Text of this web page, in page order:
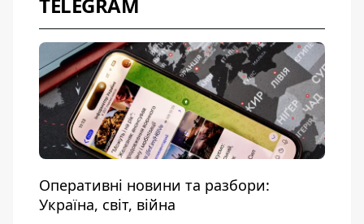
TELEGRAM
Оперативні новини та разбори:
Україна, світ, війна